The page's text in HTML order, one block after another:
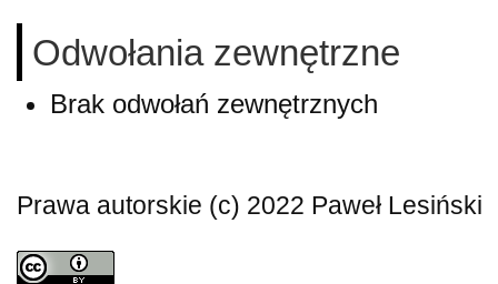
Odwołania zewnętrzne
Brak odwołań zewnętrznych
Prawa autorskie (c) 2022 Paweł Lesiński